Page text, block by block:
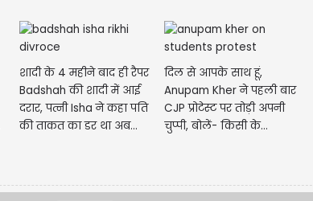
शादी के 4 महीने बाद ही रैपर
Badshah की शादी में आई
दरार, पत्नी Isha ने कहा पति
की ताकत का डर था अब...
दिल से आपके साथ हूं,
Anupam Kher ने पहली बार
CJP प्रोटेस्ट पर तोड़ी अपनी
चुप्पी, बोलें- किसी के...